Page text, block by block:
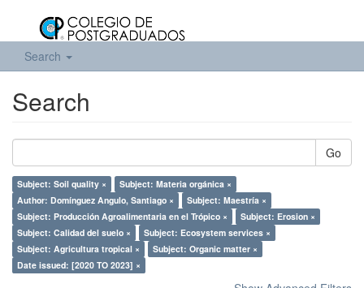
Search
Search
Go
Subject: Soil quality ×
Subject: Materia orgánica ×
Author: Domínguez Angulo, Santiago ×
Subject: Maestría ×
Subject: Producción Agroalimentaria en el Trópico ×
Subject: Erosion ×
Subject: Calidad del suelo ×
Subject: Ecosystem services ×
Subject: Agricultura tropical ×
Subject: Organic matter ×
Date issued: [2020 TO 2023] ×